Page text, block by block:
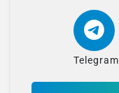
Telegram